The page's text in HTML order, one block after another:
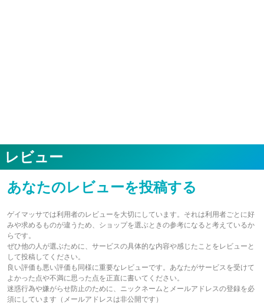
レビュー
あなたのレビューを投稿する
ゲイマッサでは利用者のレビューを大切にしています。それは利用者ごとに好
みや求めるものが違うため、ショップを選ぶときの参考になると考えているか
らです。
ぜひ他の人が選ぶために、サービスの具体的な内容や感じたことをレビューと
して投稿してください。
良い評価も悪い評価も同様に重要なレビューです。あなたがサービスを受けて
よかった点や不満に思った点を正直に書いてください。
迷惑行為や嫌がらせ防止のために、ニックネームとメールアドレスの登録を必
須にしています（メールアドレスは非公開です）